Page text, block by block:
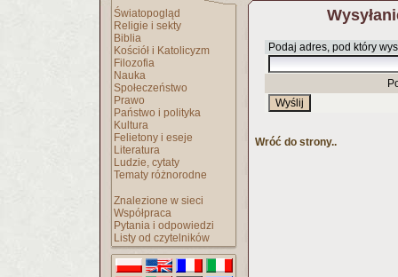
Światopogląd
Religie i sekty
Biblia
Kościół i Katolicyzm
Filozofia
Nauka
Społeczeństwo
Prawo
Państwo i polityka
Kultura
Felietony i eseje
Literatura
Ludzie, cytaty
Tematy różnorodne
Znalezione w sieci
Współpraca
Pytania i odpowiedzi
Listy od czytelników
Podaj adres, pod który
Wróć do strony..